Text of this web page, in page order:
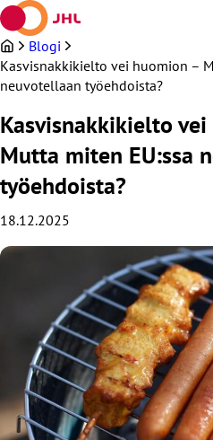
Siirry
sisältöön
Blogi
Kasvisnakkikielto vei huomion –
neuvotellaan työehdoista?
Kasvisnakkikielto
Mutta miten EU:ssa
työehdoista?
18.12.2025